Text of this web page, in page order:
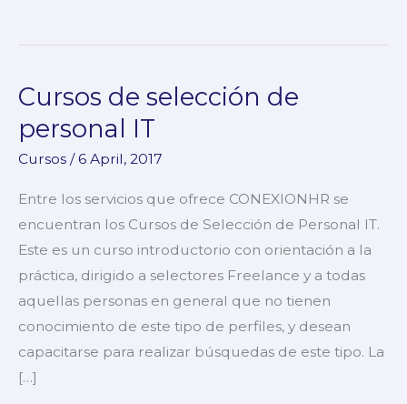
Cursos de selección de
personal IT
Cursos /6 April, 2017
Entre los servicios que ofrece CONEXIONHR se
encuentran los Cursos de Selección de Personal IT.
Este es un curso introductorio con orientación a la
práctica, dirigido a selectores Freelance y a todas
aquellas personas en general que no tienen
conocimiento de este tipo de perfiles, y desean
capacitarse para realizar búsquedas de este tipo. La
[…]
Cursos
selección
de
personal
IT